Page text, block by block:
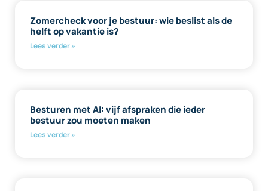
Zomercheck voor je bestuur: wie beslist als de
helft op vakantie is?
Lees verder »
Besturen met AI: vijf afspraken die ieder
bestuur zou moeten maken
Lees verder »